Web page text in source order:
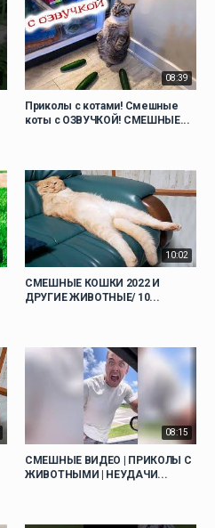
08:39
Приколы с котами! Смешные
коты с ОЗВУЧКОЙ! СМЕШНЫЕ...
10:02
СМЕШНЫЕ КОШКИ 2022 И
ДРУГИЕ ЖИВОТНЫЕ/ 10...
08:15
СМЕШНЫЕ ВИДЕО | ПРИКОЛЫ С
ЖИВОТНЫМИ | НЕУДАЧИ...